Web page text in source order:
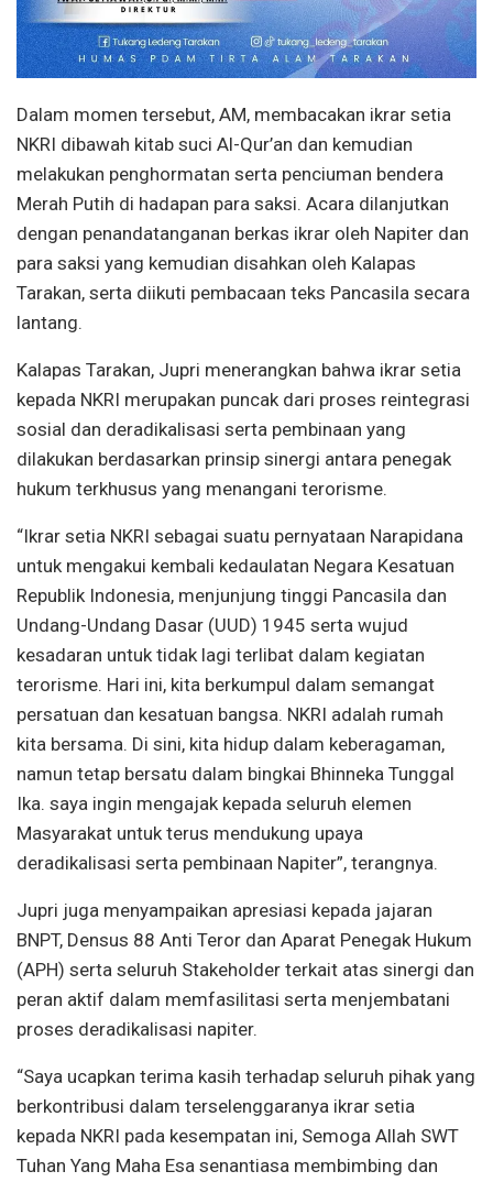
Dalam momen tersebut, AM, membacakan ikrar setia
NKRI dibawah kitab suci Al-Qur’an dan kemudian
melakukan penghormatan serta penciuman bendera
Merah Putih di hadapan para saksi. Acara dilanjutkan
dengan penandatanganan berkas ikrar oleh Napiter dan
para saksi yang kemudian disahkan oleh Kalapas
Tarakan, serta diikuti pembacaan teks Pancasila secara
lantang.
Kalapas Tarakan, Jupri menerangkan bahwa ikrar setia
kepada NKRI merupakan puncak dari proses reintegrasi
sosial dan deradikalisasi serta pembinaan yang
dilakukan berdasarkan prinsip sinergi antara penegak
hukum terkhusus yang menangani terorisme.
“Ikrar setia NKRI sebagai suatu pernyataan Narapidana
untuk mengakui kembali kedaulatan Negara Kesatuan
Republik Indonesia, menjunjung tinggi Pancasila dan
Undang-Undang Dasar (UUD) 1945 serta wujud
kesadaran untuk tidak lagi terlibat dalam kegiatan
terorisme. Hari ini, kita berkumpul dalam semangat
persatuan dan kesatuan bangsa. NKRI adalah rumah
kita bersama. Di sini, kita hidup dalam keberagaman,
namun tetap bersatu dalam bingkai Bhinneka Tunggal
Ika. saya ingin mengajak kepada seluruh elemen
Masyarakat untuk terus mendukung upaya
deradikalisasi serta pembinaan Napiter”, terangnya.
Jupri juga menyampaikan apresiasi kepada jajaran
BNPT, Densus 88 Anti Teror dan Aparat Penegak Hukum
(APH) serta seluruh Stakeholder terkait atas sinergi dan
peran aktif dalam memfasilitasi serta menjembatani
proses deradikalisasi napiter.
“Saya ucapkan terima kasih terhadap seluruh pihak yang
berkontribusi dalam terselenggaranya ikrar setia
kepada NKRI pada kesempatan ini, Semoga Allah SWT
Tuhan Yang Maha Esa senantiasa membimbing dan